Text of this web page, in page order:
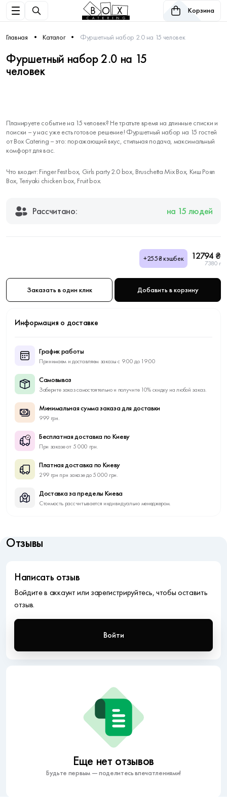
Корзина
Главная Каталог Фуршетный набор 2.0 на 15 человек
Фуршетный набор 2.0 на 15
человек
Планируете событие на 15 человек? Не тратьте время на длинные списки и
поиски – у нас уже есть готовое решение! Фуршетный набор на 15 гостей
от Box Catering – это: поражающий вкус, стильная подача, максимальный
комфорт для вас.
Что входит: Finger Fest box, Girls party 2.0 box, Bruschetta Mix Box, Киш Роял
Box, Teriyaki chicken box, Fruit box.
Рассчитано: на 15 людей
+255₴ кэшбек 12794 ₴
7380 г
Заказать в один клик Добавить в корзину
Информация о доставке
График работы
Принимаем и доставляем заказы с 9:00 до 19:00
Самовывоз
Заберите заказ самостоятельно и получите 10% скидку на любой заказ.
Минимальная сумма заказа для доставки
999 грн.
Бесплатная доставка по Киеву
При заказе от 5 000 грн.
Платная доставка по Киеву
299 грн при заказе до 5 000 грн.
Доставка за пределы Киева
Стоимость рассчитывается индивидуально менеджером.
Отзывы
Еще нет отзывов
Будьте первым — поделитесь впечатлениями!
Написать отзыв
Войдите в аккаунт или зарегистрируйтесь, чтобы оставить
отзыв.
Войти